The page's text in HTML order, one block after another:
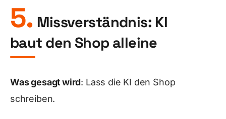
5. Missverständnis: KI
baut den Shop alleine
Was gesagt wird: Lass die KI den Shop
schreiben.